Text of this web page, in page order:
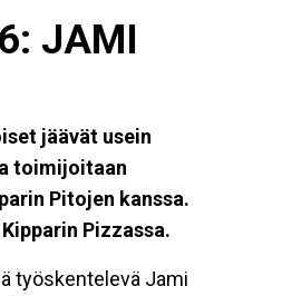
JAMI
jäävät usein
toimijoitaan
Pitojen kanssa.
Pizzassa.
työskentelevä Jami